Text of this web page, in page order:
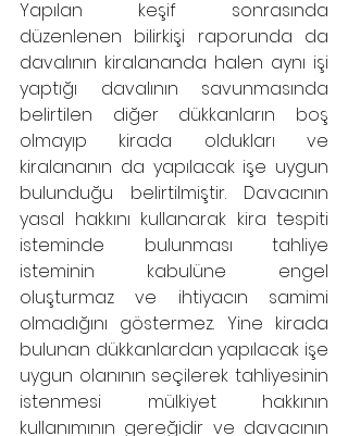
Yapılan keşif sonrasında
düzenlenen bilirkişi raporunda da
davalının kiralananda halen aynı işi
yaptığı davalının savunmasında
belirtilen diğer dükkanların boş
olmayıp kirada oldukları ve
kiralananın da yapılacak işe uygun
bulunduğu belirtilmiştir. Davacının
yasal hakkını kullanarak kira tespiti
isteminde bulunması tahliye
isteminin kabulüne engel
oluşturmaz ve ihtiyacın samimi
olmadığını göstermez. Yine kirada
bulunan dükkanlardan yapılacak işe
uygun olanının seçilerek tahliyesinin
istenmesi mülkiyet hakkının
kullanımının gereğidir ve davacının